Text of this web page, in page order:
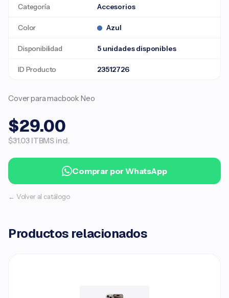
Categoría Accesorios
Color Azul
Disponibilidad 5 unidades disponibles
ID Producto 23512726
Cover para macbook Neo
$29.00
$31.03 ITBMS incl.
Comprar por WhatsApp
← Volver al catálogo
Productos relacionados